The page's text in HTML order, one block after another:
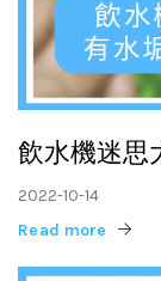
飲水機迷思
2022-10-14
Read more